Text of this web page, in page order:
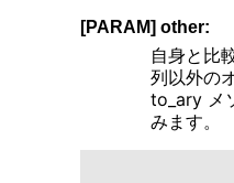
[PARAM] other:
自身と比
列以外の
to_ary メ
みます。